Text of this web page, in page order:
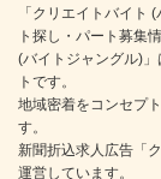
「クリエイトバイト
ト探し・パート募集
(バイトジャングル)
トです。
地域密着をコンセプ
す。
新聞折込求人広告「
運営しています。